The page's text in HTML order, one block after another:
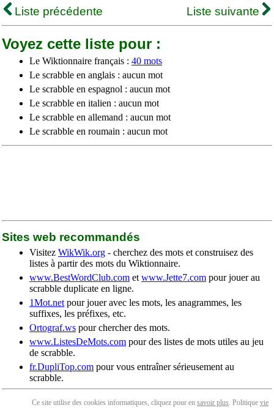
Liste précédente
Liste suivante
Voyez cette liste pour :
Le Wiktionnaire français : 40 mots
Le scrabble en anglais : aucun mot
Le scrabble en espagnol : aucun mot
Le scrabble en italien : aucun mot
Le scrabble en allemand : aucun mot
Le scrabble en roumain : aucun mot
Sites web recommandés
Visitez WikWik.org - cherchez des mots et construisez des
listes à partir des mots du Wiktionnaire.
www.BestWordClub.com et www.Jette7.com pour jouer au
scrabble duplicate en ligne.
1Mot.net pour jouer avec les mots, les anagrammes, les
suffixes, les préfixes, etc.
Ortograf.ws pour chercher des mots.
www.ListesDeMots.com pour des listes de mots utiles au jeu
de scrabble.
fr.DupliTop.com pour vous entraîner sérieusement au
scrabble.
Ce site utilise des cookies informatiques, cliquez pour en savoir plus. Politique vie